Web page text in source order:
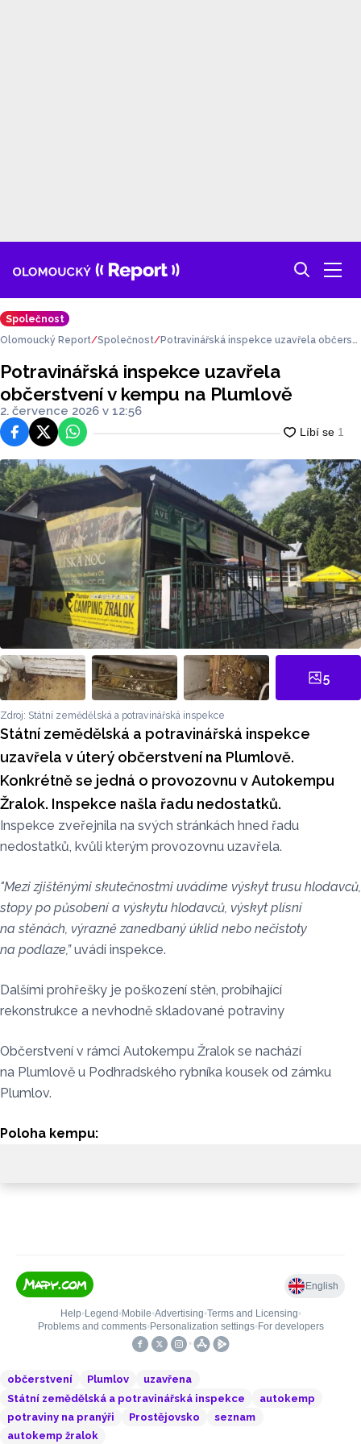
Společnost
Olomoucký Report Společnost
Potravinářská inspekce uzavřela občerst
Potravinářská inspekce uzavřela
občerstvení v kempu na Plumlově
2. července 2026 v 12:56
FacebookPlatforma X
WhatsApp
5
Zdroj: Státní zemědělská a potravinářská inspekce
Státní zemědělská a potravinářská inspekce
uzavřela v úterý občerstvení na Plumlově.
Konkrétně se jedná o provozovnu v Autokempu
Žralok. Inspekce našla řadu nedostatků.
Inspekce zveřejnila na svých stránkách hned řadu
nedostatků, kvůli kterým provozovnu uzavřela.
"Mezi zjištěnými skutečnostmi uvádíme výskyt trusu hlodavců,
stopy po působení a výskytu hlodavců, výskyt plísní
na stěnách, výrazně zanedbaný úklid nebo nečistoty
na podlaze,”uvádí inspekce.
Dalšími prohřešky je poškození stěn, probíhající
rekonstrukce a nevhodně skladované potraviny
Občerstvení v rámci Autokempu Žralok se nachází
na Plumlově u Podhradského rybníka kousek od zámku
Plumlov.
Poloha kempu:
občerstvení Plumlov
uzavřena
Státní zemědělská a potravinářská inspekce
autokemp
potraviny na pranýři
Prostějovsko
seznam
autokemp žralok